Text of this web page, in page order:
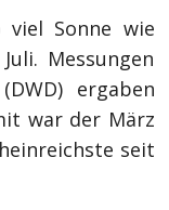
viel Sonne wie
Messungen
ergaben
war der März
seit